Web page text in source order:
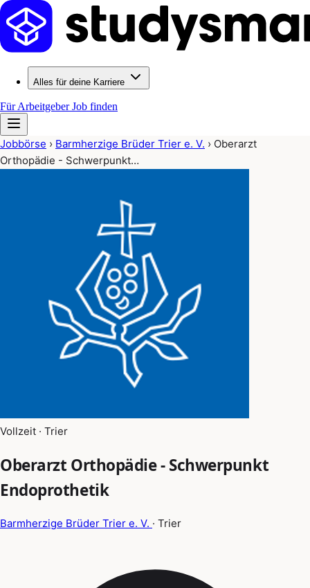
Alles für deine Karriere
Für ArbeitgeberJob finden
Jobbörse › Barmherzige Brüder Trier e. V. › Oberarzt
Orthopädie - Schwerpunkt…
Vollzeit · Trier
Oberarzt Orthopädie - Schwerpunkt
Endoprothetik
Barmherzige Brüder Trier e. V. · Trier